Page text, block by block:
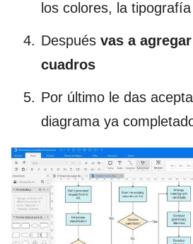
los colores, la
Después vas a
cuadros
Por último le das
diagrama ya